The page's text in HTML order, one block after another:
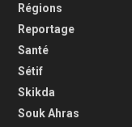
Régions
Reportage
Santé
Sétif
Skikda
Souk Ahras